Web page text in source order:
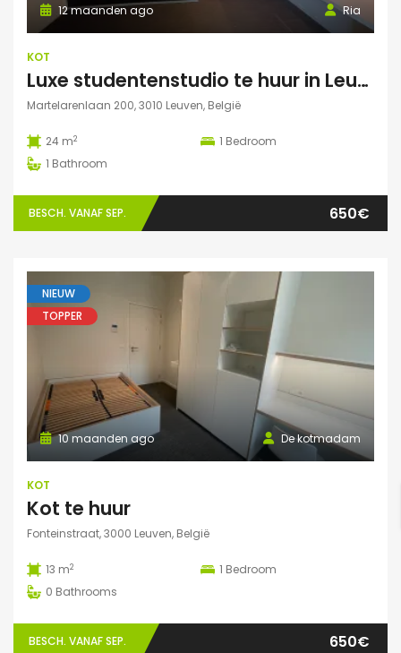
Ria
12 maanden ago
KOT
Luxe studentenstudio te huur in Leuven
Martelarenlaan 200, 3010 Leuven, België
24 m2 1 Bedroom
1 Bathroom
BESCH. VANAF SEP. 650€
NIEUW
TOPPER
De kotmadam
10 maanden ago
KOT
Kot te huur
Fonteinstraat, 3000 Leuven, België
13 m2 1 Bedroom
0 Bathrooms
BESCH. VANAF SEP. 650€